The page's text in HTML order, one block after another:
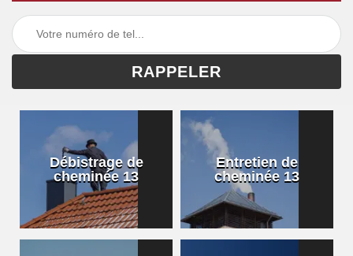
Débistrage de
cheminée 13
Entretien de
cheminée 13